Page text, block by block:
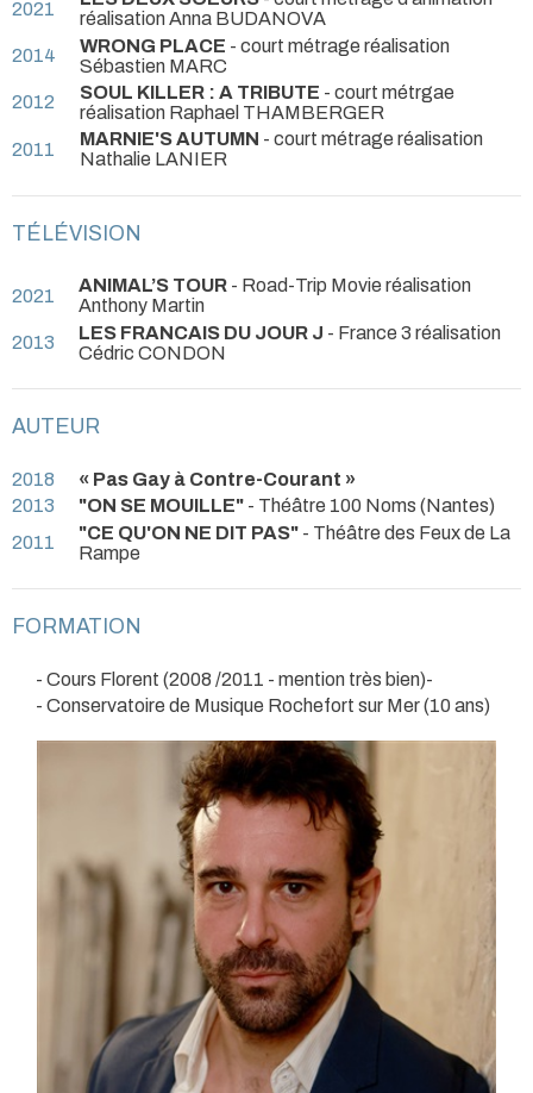
2021
réalisation Anna BUDANOVA
2014
WRONG PLACE - court métrage réalisation
Sébastien MARC
2012
SOUL KILLER : A TRIBUTE - court métrgae
réalisation Raphael THAMBERGER
2011
MARNIE'S AUTUMN - court métrage réalisation
Nathalie LANIER
TÉLÉVISION
2021 ANIMAL’S TOUR - Road-Trip Movie réalisation
Anthony Martin
2013
LES FRANCAIS DU JOUR J - France 3 réalisation
Cédric CONDON
AUTEUR
2018
« Pas Gay à Contre-Courant »
2013
"ON SE MOUILLE" - Théâtre 100 Noms (Nantes)
2011
"CE QU'ON NE DIT PAS" - Théâtre des Feux de La
Rampe
FORMATION
- Cours Florent (2008 /2011 - mention très bien)-
- Conservatoire de Musique Rochefort sur Mer (10 ans)